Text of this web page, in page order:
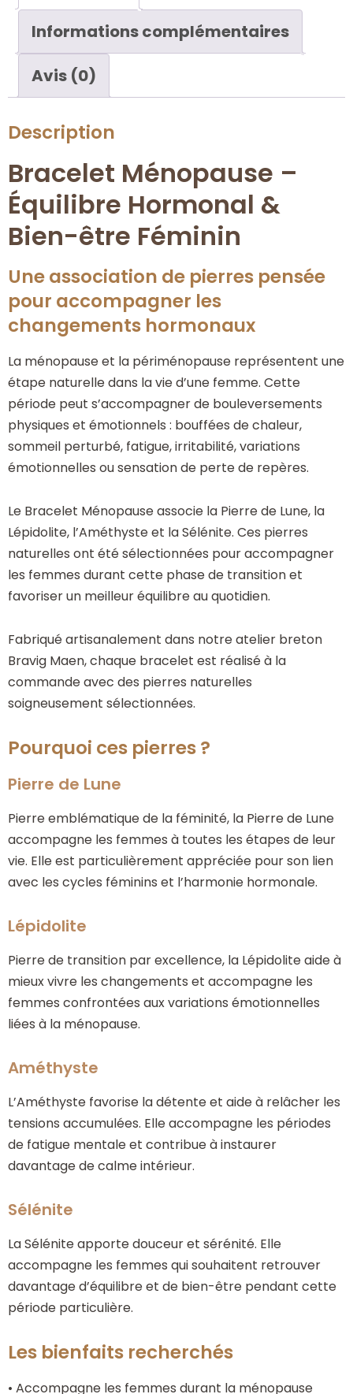
Informations complémentaires
Avis (0)
Description
Bracelet Ménopause –
Équilibre Hormonal &
Bien-être Féminin
Une association de pierres pensée
pour accompagner les
changements hormonaux
La ménopause et la périménopause représentent une
étape naturelle dans la vie d’une femme. Cette
période peut s’accompagner de bouleversements
physiques et émotionnels : bouffées de chaleur,
sommeil perturbé, fatigue, irritabilité, variations
émotionnelles ou sensation de perte de repères.
Le Bracelet Ménopause associe la Pierre de Lune, la
Lépidolite, l’Améthyste et la Sélénite. Ces pierres
naturelles ont été sélectionnées pour accompagner
les femmes durant cette phase de transition et
favoriser un meilleur équilibre au quotidien.
Fabriqué artisanalement dans notre atelier breton
Bravig Maen, chaque bracelet est réalisé à la
commande avec des pierres naturelles
soigneusement sélectionnées.
Pourquoi ces pierres ?
Pierre de Lune
Pierre emblématique de la féminité, la Pierre de Lune
accompagne les femmes à toutes les étapes de leur
vie. Elle est particulièrement appréciée pour son lien
avec les cycles féminins et l’harmonie hormonale.
Lépidolite
Pierre de transition par excellence, la Lépidolite aide à
mieux vivre les changements et accompagne les
femmes confrontées aux variations émotionnelles
liées à la ménopause.
Améthyste
L’Améthyste favorise la détente et aide à relâcher les
tensions accumulées. Elle accompagne les périodes
de fatigue mentale et contribue à instaurer
davantage de calme intérieur.
Sélénite
La Sélénite apporte douceur et sérénité. Elle
accompagne les femmes qui souhaitent retrouver
davantage d’équilibre et de bien-être pendant cette
période particulière.
Les bienfaits recherchés
• Accompagne les femmes durant la ménopause